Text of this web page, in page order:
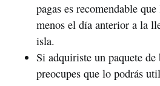
pagas es recomendable
menos el día anterior a la
isla.
Si adquiriste un paquete de
preocupes que lo podrás